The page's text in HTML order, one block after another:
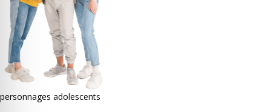
personnages adolescents